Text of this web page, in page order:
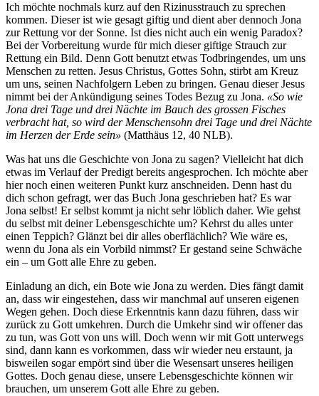
Ich möchte nochmals kurz auf den Rizinusstrauch zu sprechen
kommen. Dieser ist wie gesagt giftig und dient aber dennoch Jona
zur Rettung vor der Sonne. Ist dies nicht auch ein wenig Paradox?
Bei der Vorbereitung wurde für mich dieser giftige Strauch zur
Rettung ein Bild. Denn Gott benutzt etwas Todbringendes, um uns
Menschen zu retten. Jesus Christus, Gottes Sohn, stirbt am Kreuz
um uns, seinen Nachfolgern Leben zu bringen. Genau dieser Jesus
nimmt bei der Ankündigung seines Todes Bezug zu Jona. «So wie
Jona drei Tage und drei Nächte im Bauch des grossen Fisches
verbracht hat, so wird der Menschensohn drei Tage und drei Nächte
im Herzen der Erde sein» (Matthäus 12, 40 NLB).
Was hat uns die Geschichte von Jona zu sagen? Vielleicht hat dich
etwas im Verlauf der Predigt bereits angesprochen. Ich möchte aber
hier noch einen weiteren Punkt kurz anschneiden. Denn hast du
dich schon gefragt, wer das Buch Jona geschrieben hat? Es war
Jona selbst! Er selbst kommt ja nicht sehr löblich daher. Wie gehst
du selbst mit deiner Lebensgeschichte um? Kehrst du alles unter
einen Teppich? Glänzt bei dir alles oberflächlich? Wie wäre es,
wenn du Jona als ein Vorbild nimmst? Er gestand seine Schwäche
ein – um Gott alle Ehre zu geben.
Einladung an dich, ein Bote wie Jona zu werden. Dies fängt damit
an, dass wir eingestehen, dass wir manchmal auf unseren eigenen
Wegen gehen. Doch diese Erkenntnis kann dazu führen, dass wir
zurück zu Gott umkehren. Durch die Umkehr sind wir offener das
zu tun, was Gott von uns will. Doch wenn wir mit Gott unterwegs
sind, dann kann es vorkommen, dass wir wieder neu erstaunt, ja
bisweilen sogar empört sind über die Wesensart unseres heiligen
Gottes. Doch genau diese, unsere Lebensgeschichte können wir
brauchen, um unserem Gott alle Ehre zu geben.